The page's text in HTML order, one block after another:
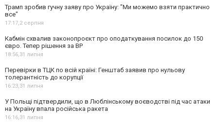
Трамп зробив гучну заяву про Україну: "Ми можемо взяти практично
все"
17:17,2 серпня
Кабмін схвалив законопроєкт про оподаткування посилок до 150
євро. Тепер рішення за ВР
18:56,31 липня
Перевірки в ТЦК по всій країні: Генштаб заявив про нульову
толерантність до корупції
16:23,31 липня
У Польщі підтвердили, що в Люблінському воєводстві під час атаки
на Україну впала російська ракета
16:16,31 липня